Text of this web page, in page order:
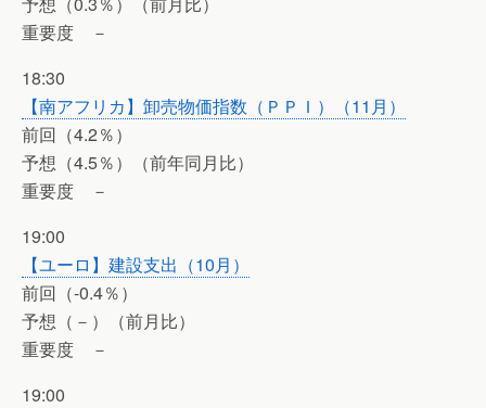
重要度 －
18:30
【南アフリカ】卸売物価指数（ＰＰＩ）（11月）
前回（4.2％）
予想（4.5％）（前年同月比）
重要度 －
19:00
【ユーロ】建設支出（10月）
前回（-0.4％）
予想（－）（前月比）
重要度 －
19:00